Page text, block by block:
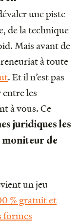
une piste
de la technique
Mais avant de
à toute
. Et il n’est pas
les
à vous. Ce
juridiques les
moniteur de
un jeu
% gratuit et
formes